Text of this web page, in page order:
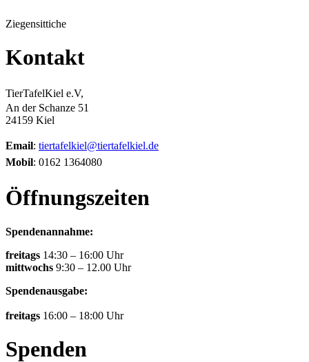
Ziegensittiche
Kontakt
TierTafelKiel e.V,
An der Schanze 51
24159 Kiel
Email: tiertafelkiel@tiertafelkiel.de
Mobil: 0162 1364080
Öffnungszeiten
Spendenannahme:
freitags 14:30 – 16:00 Uhr
mittwochs 9:30 – 12.00 Uhr
Spendenausgabe:
freitags 16:00 – 18:00 Uhr
Spenden